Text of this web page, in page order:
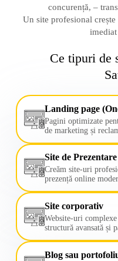
concurență, –
Un site profesional
Ce tipuri de
Landing page
Pagini optimizate
de marketing și
Site de Prezentare
Creăm site-uri
prezență online
Site corporativ
Website-uri
structură avansată și
Blog sau